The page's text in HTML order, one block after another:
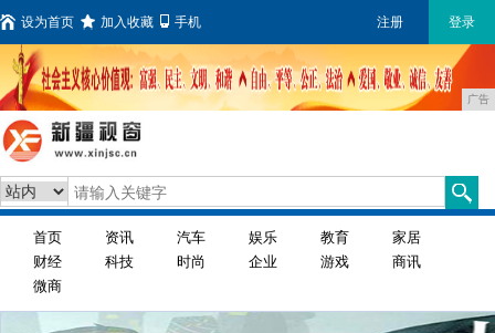
设为首页 加入收藏 手机 注册 登录
广告
首页 资讯 汽车 娱乐 教育
家居
财经
科技 时尚 企业 游戏
商讯
微商